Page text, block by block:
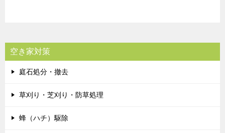
空き家対策
庭石処分・撤去
草刈り・芝刈り・防草処理
蜂（ハチ）駆除